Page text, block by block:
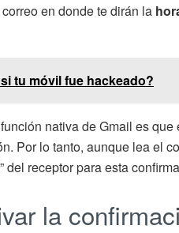
en donde te dirán la
tu móvil fue hackeado?
nativa de Gmail es
Por lo tanto, aunque lea el
del receptor para esta
la